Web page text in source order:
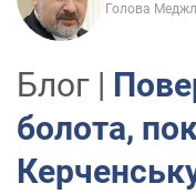
Голова
Блог |
болота,